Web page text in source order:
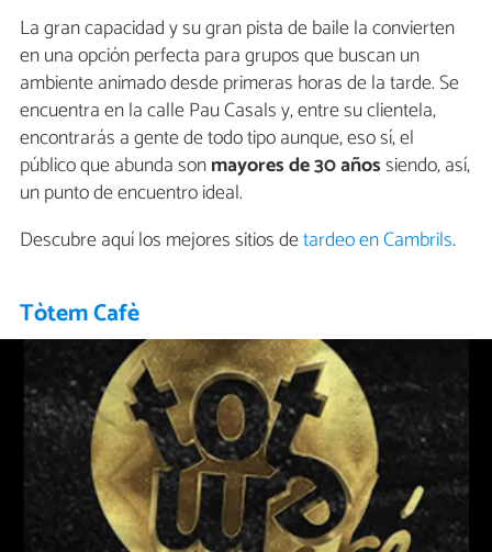
La gran capacidad y su gran pista de baile la convierten
en una opción perfecta para grupos que buscan un
ambiente animado desde primeras horas de la tarde. Se
encuentra en la calle Pau Casals y, entre su clientela,
encontrarás a gente de todo tipo aunque, eso sí, el
público que abunda sonmayores de 30 añossiendo, así,
un punto de encuentro ideal.
Descubre aquí los mejores sitios detardeo en Cambrils.
Tòtem Cafè